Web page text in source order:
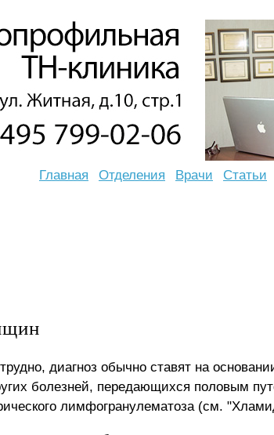
Главная Отделения Врачи Статьи
диагноз обычно ставят на
болезней, передающихся половым
лимфогранулематоза (см.